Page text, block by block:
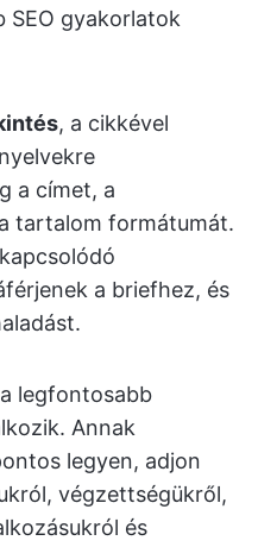
SEO gyakorlatok
, a cikkével
a címet, a
tartalom formátumát.
a briefhez, és
a legfontosabb
Annak
legyen, adjon
végzettségükről,
és